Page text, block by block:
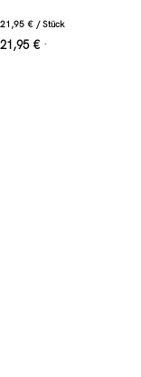
21,95 € /Stück
21,95 € *